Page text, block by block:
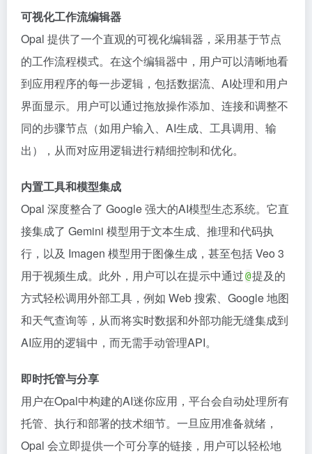
可视化工作流编辑器
Opal 提供了一个直观的可视化编辑器，采用基于节点
的工作流程模式。在这个编辑器中，用户可以清晰地看
到应用程序的每一步逻辑，包括数据流、AI处理和用户
界面显示。用户可以通过拖放操作添加、连接和调整不
同的步骤节点（如用户输入、AI生成、工具调用、输
出），从而对应用逻辑进行精细控制和优化。
内置工具和模型集成
Opal 深度整合了 Google 强大的AI模型生态系统。它直
接集成了 Gemini 模型用于文本生成、推理和代码执
行，以及 Imagen 模型用于图像生成，甚至包括 Veo 3
用于视频生成。此外，用户可以在提示中通过@提及的
方式轻松调用外部工具，例如 Web 搜索、Google 地图
和天气查询等，从而将实时数据和外部功能无缝集成到
AI应用的逻辑中，而无需手动管理API。
即时托管与分享
用户在Opal中构建的AI迷你应用，平台会自动处理所有
托管、执行和部署的技术细节。一旦应用准备就绪，
Opal 会立即提供一个可分享的链接，用户可以轻松地